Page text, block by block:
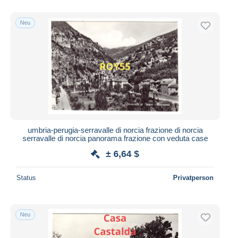
Kostenloser Versand
Zahlungsmethoden
PayPal
Banküberweisung
Visa
Mastercard
Bancontact
Maestro
Gesamte Auswahl aufheben
Wohnsitz des Verkäufers
Neu
umbria-perugia-serravalle di norcia frazione di norcia
serravalle di norcia panorama frazione con veduta case
± 6,64 $
Status Privatperson
Neu